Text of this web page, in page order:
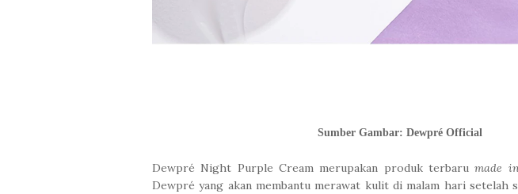
Sumber Gambar: Dewpré Official
Dewpré Night Purple Cream merupakan produk terbarumade
Dewpré yang akan membantu merawat kulit di malam hari setelah